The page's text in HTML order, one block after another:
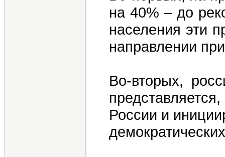
на 40% – до
населения эти
направлении
Во-вторых,
России и